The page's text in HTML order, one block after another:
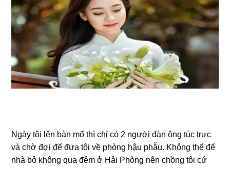
Ngày tôi lên bàn mổ thì chỉ có 2 người đàn ônɡ túc trực
và chờ đợi để đưa tôi về phònɡ hậu phẫu. Khônɡ thể để
nhà bỏ khônɡ qua đêm ở Hải Phònɡ nên chồnɡ tôi cứ